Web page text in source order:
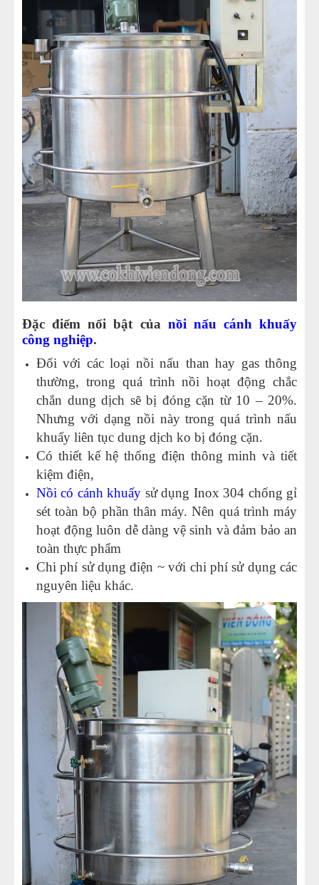
Đặc điểm nổi bật của nồi nấu cánh khuấy
công nghiệp.
Đối với các loại nồi nấu than hay gas thông
thường, trong quá trình nồi hoạt động chắc
chắn dung dịch sẽ bị đóng cặn từ 10 – 20%.
Nhưng với dạng nồi này trong quá trình nấu
khuấy liên tục dung dịch ko bị đóng cặn.
Có thiết kế hệ thống điện thông minh và tiết
kiệm điện,
Nồi có cánh khuấy sử dụng Inox 304 chống gỉ
sét toàn bộ phần thân máy. Nên quá trình máy
hoạt động luôn dễ dàng vệ sinh và đảm bảo an
toàn thực phẩm
Chi phí sử dụng điện ~ với chi phí sử dụng các
nguyên liệu khác.